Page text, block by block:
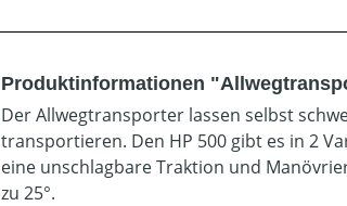
Produktinformationen
Der Allwegtransporter lassen selbst
transportieren. Den HP 500 gibt es in 2
eine unschlagbare Traktion und
zu 25°.